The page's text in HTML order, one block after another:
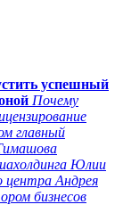
успешный
Почему
главный
Юлии
центра Андрея
бизнесов